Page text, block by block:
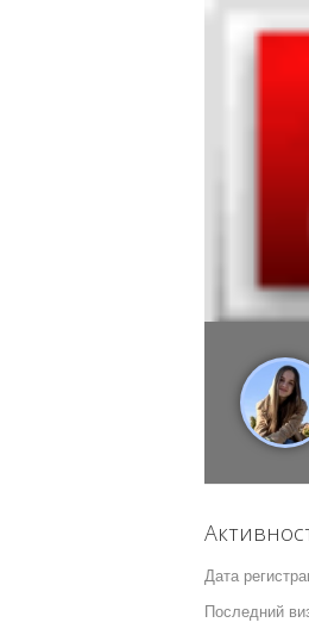
8 АВГУСТА,
Дата
Последний